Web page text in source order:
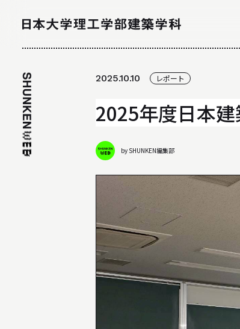
NEWS
INFORMATION
2025.10.10 レポート
2025年度日本建
by SHUNKEN編集部